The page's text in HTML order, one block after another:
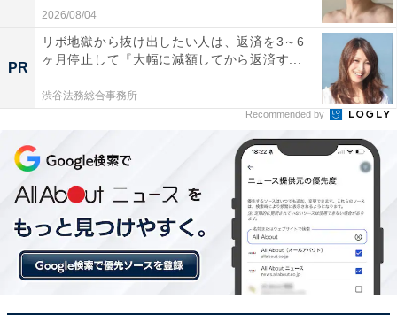
2026/08/04
PR
リボ地獄から抜け出したい人は、返済を3～6
ヶ月停止して『大幅に減額してから返済す...
渋谷法務総合事務所
Recommended by